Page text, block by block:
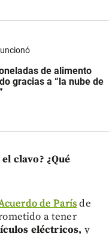
de alimento
gracias a “la nube de
clavo? ¿Qué
de Parísde
a tener
eléctricos, y